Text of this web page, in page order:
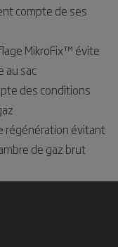
compte de ses
MikroFix™ évite
au sac
des conditions
régénération évitant
de gaz brut